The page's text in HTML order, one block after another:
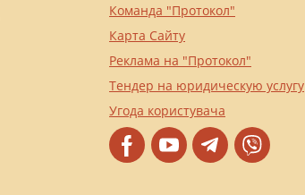
Команда "Протокол"
Карта Сайту
Реклама на "Протокол"
Тендер на юридическую услугу
Угода користувача